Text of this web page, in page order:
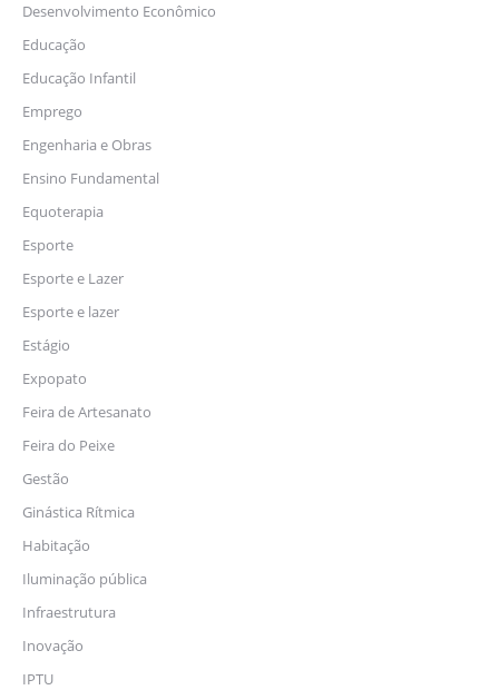
Desenvolvimento Econômico
Educação
Educação Infantil
Emprego
Engenharia e Obras
Ensino Fundamental
Equoterapia
Esporte
Esporte e Lazer
Esporte e lazer
Estágio
Expopato
Feira de Artesanato
Feira do Peixe
Gestão
Ginástica Rítmica
Habitação
Iluminação pública
Infraestrutura
Inovação
IPTU